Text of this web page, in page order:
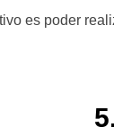
es poder